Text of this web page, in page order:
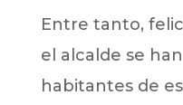
Entre tanto,
el alcalde se
habitantes de